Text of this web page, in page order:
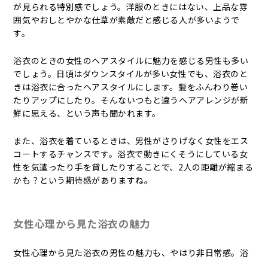
が見られる特別感でしょう。洋服のときにはない、上品な雰
囲気やおしとやかな仕草が素敵だと感じる人が多いようで
す。
浴衣のときの女性のヘアスタイルに魅力を感じる男性も多い
でしょう。日頃はダウンスタイルが多い女性でも、浴衣のと
きは浴衣に合ったヘアスタイルにします。髪をふんわり巻い
たりアップにしたり。そんないつもと違うヘアアレンジが新
鮮に思える、という声も聞かれます。
また、浴衣を着ているときは、男性がさりげなく女性をエス
コートするチャンスです。浴衣で動きにくそうにしている女
性を気遣ったり手を貸したりすることで、2人の距離が縮まる
かも？という期待感がありますね。
女性心理から見た浴衣の魅力
女性心理から見た浴衣の男性の魅力も、やはり非日常感。浴